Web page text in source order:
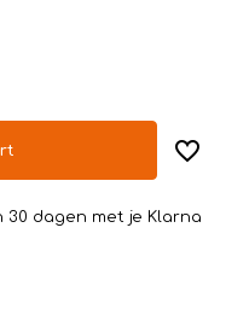
30 dagen met je Klarna